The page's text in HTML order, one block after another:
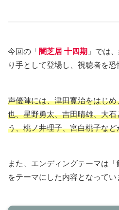
今回の「闇芝居 十四期 」では
り手として登場し、視聴者を恐
声優陣には、津田寛治をはじ
也、星野勇太、吉田晴雄、大
う、桃ノ井理子、宮白桃子な
また、エンディングテーマは「
をテーマにした内容となってい